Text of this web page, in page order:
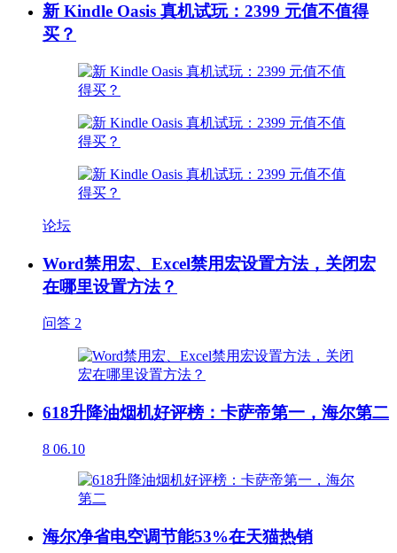
新 Kindle Oasis 真机试玩：2399 元值不值得
买？
论坛
Word禁用宏、Excel禁用宏设置方法，关闭宏
在哪里设置方法？
问答 2
618升降油烟机好评榜：卡萨帝第一，海尔第二
8 06.10
海尔净省电空调节能53%在天猫热销